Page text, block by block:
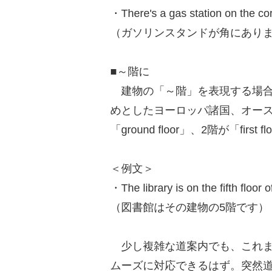
・There's a gas station on the
（ガソリンスタンドが角にありま
■～階に
建物の「～階」を表現する場
めとしたヨーロッパ諸国、オー
「ground floor」、2階が「first
＜例文＞
・The library is on the fifth floor
（図書館はその建物の5階です）
少し複雑な道案内でも、これ
ムーズに対応できるはず。突然